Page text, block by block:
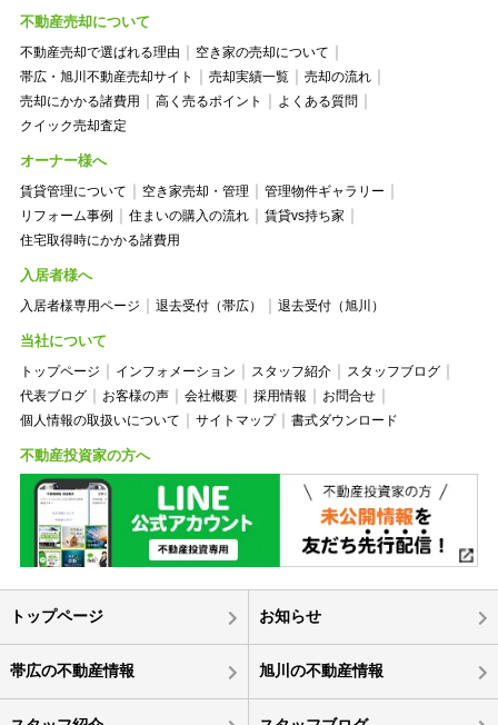
不動産売却について
不動産売却で選ばれる理由
空き家の売却について
帯広・旭川不動産売却サイト
売却実績一覧
売却の流れ
売却にかかる諸費用
高く売るポイント
よくある質問
クイック売却査定
オーナー様へ
賃貸管理について 空き家売却・管理
管理物件ギャラリー
リフォーム事例
住まいの購入の流れ
賃貸vs持ち家
住宅取得時にかかる諸費用
入居者様へ
入居者様専用ページ 退去受付（帯広） 退去受付（旭川）
当社について
トップページ インフォメーション スタッフ紹介
スタッフブログ
代表ブログ
お客様の声 会社概要 採用情報
お問合せ
個人情報の取扱いについて
サイトマップ 書式ダウンロード
不動産投資家の方へ
トップページ お知らせ
帯広の不動産情報 旭川の不動産情報